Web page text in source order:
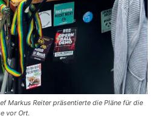
Markus Reiter präsentierte die Pläne für die
vor Ort.